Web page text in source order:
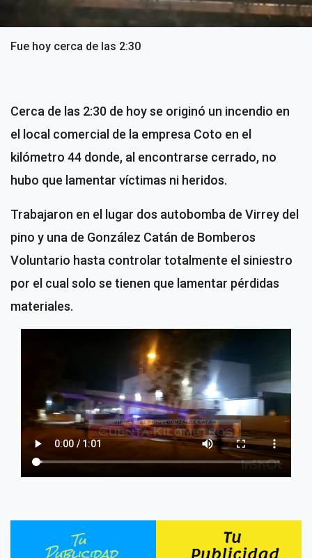
Fue hoy cerca de las 2:30
Cerca de las 2:30 de hoy se originó un incendio en
el local comercial de la empresa Coto en el
kilómetro 44 donde, al encontrarse cerrado, no
hubo que lamentar víctimas ni heridos.
Trabajaron en el lugar dos autobomba de Virrey del
pino y una de González Catán de Bomberos
Voluntario hasta controlar totalmente el siniestro
por el cual solo se tienen que lamentar pérdidas
materiales.